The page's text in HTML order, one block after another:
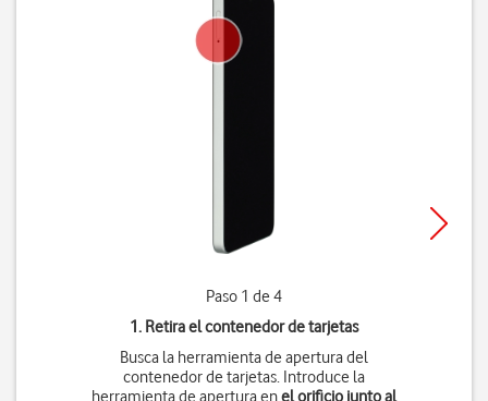
Paso 1 de 4
1. Retira el contenedor de tarjetas
Busca la herramienta de apertura del
contenedor de tarjetas. Introduce la
herramienta de apertura enel orificio junto al